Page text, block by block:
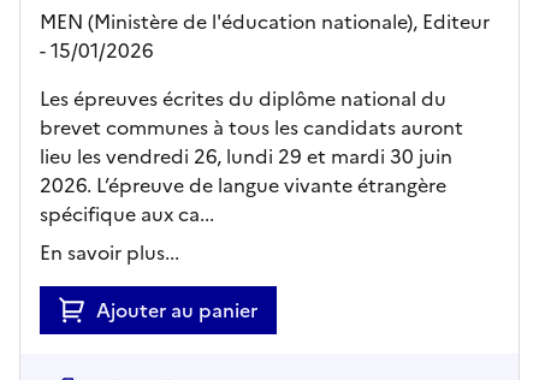
MEN (Ministère de l'éducation nationale), Editeur
- 15/01/2026
Les épreuves écrites du diplôme national du
brevet communes à tous les candidats auront
lieu les vendredi 26, lundi 29 et mardi 30 juin
2026. L’épreuve de langue vivante étrangère
spécifique aux ca...
En savoir plus...
Ajouter au panier